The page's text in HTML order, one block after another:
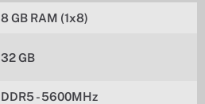
8 GB RAM (1x8)
32 GB
DDR5 - 5600MHz